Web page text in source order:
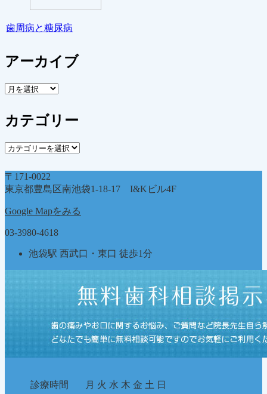
歯周病と糖尿病
アーカイブ
ア
カ
イ
カテゴリー
カ
ゴ
リ
〒171-0022
東京都豊島区南池袋1-18-17 I&Kビル4F
Google Mapをみる
03-3980-4618
池袋駅 西武口・東口 徒歩1分
診療時間 月 火 水 木 金 土 日